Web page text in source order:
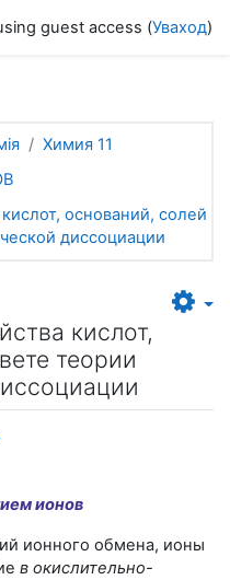
guest access (Уваход)
Химия 11
оснований, солей
диссоциации
кислот,
теории
ионов
ионного обмена, ионы
в окислительно-